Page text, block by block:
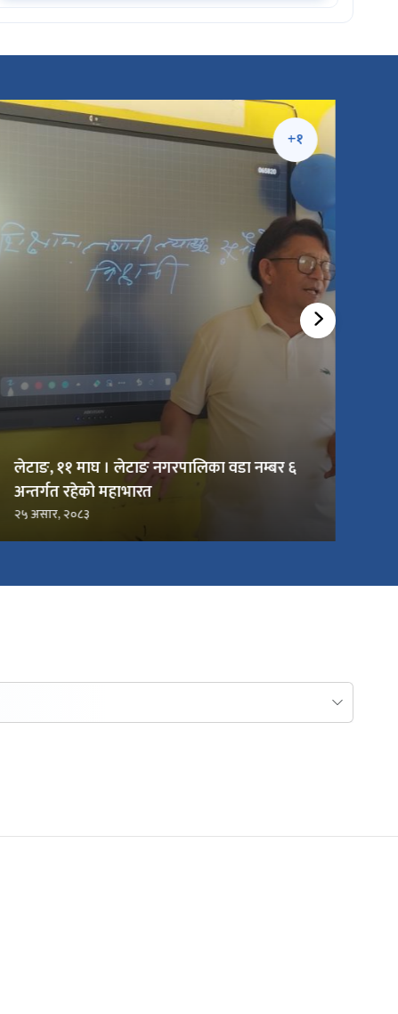
+१
लेटाङ, ११ माघ । लेटाङ नगरपालिका वडा नम्बर ६
अन्तर्गत रहेको महाभारत
२५ असार, २०८३